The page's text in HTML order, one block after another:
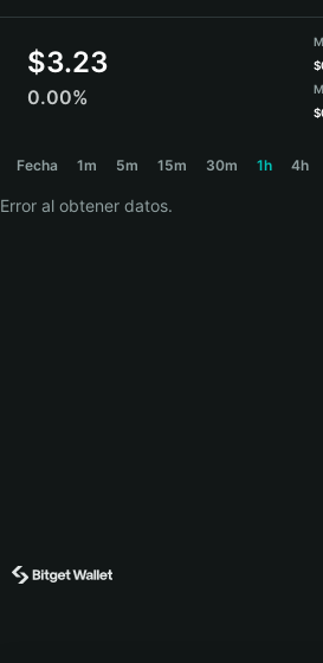
हिन्दी
Español
Português (Brasil)
$3.23
0.00%
$
$
Fecha 1m 5m 15m 30m 1h 4h
Error al obtener datos.